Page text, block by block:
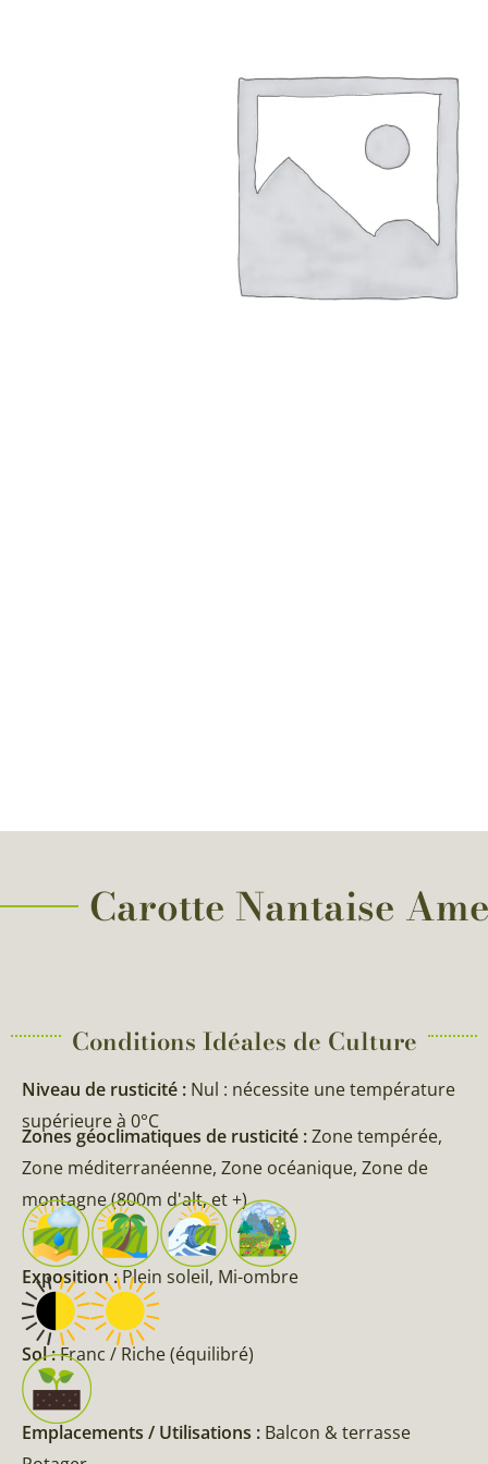
Arbres fruitiers
Plantes méditerranéennes et exotiques
Plantes
Plantes
Plantes
Plantes
Plantes
Carotte Nantaise
Conditions Idéales de Culture
Niveau de rusticité : Nul : nécessite une température
supérieure à 0°C
Zones géoclimatiques de rusticité :Zone tempérée,
Zone méditerranéenne, Zone océanique, Zone de
montagne (800m d'alt, et +)
Exposition :Plein soleil, Mi-ombre
Sol :Franc / Riche (équilibré)
Emplacements / Utilisations : Balcon & terrasse